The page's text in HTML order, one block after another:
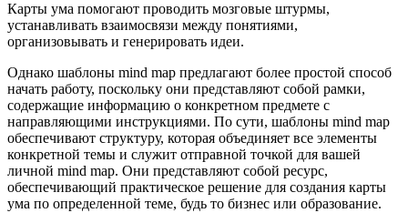
Карты ума помогают проводить мозговые штурмы,
устанавливать взаимосвязи между понятиями,
организовывать и генерировать идеи.
Однако шаблоны mind map предлагают более простой способ
начать работу, поскольку они представляют собой рамки,
содержащие информацию о конкретном предмете с
направляющими инструкциями. По сути, шаблоны mind map
обеспечивают структуру, которая объединяет все элементы
конкретной темы и служит отправной точкой для вашей
личной mind map. Они представляют собой ресурс,
обеспечивающий практическое решение для создания карты
ума по определенной теме, будь то бизнес или образование.